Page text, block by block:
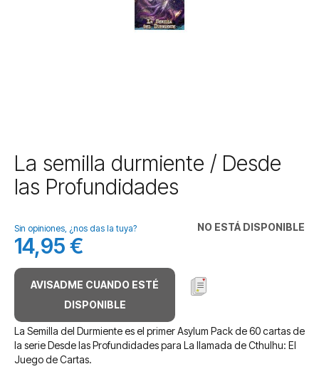
Saltar
al
comienzo
galería
de
imágenes
La semilla durmiente / Desde
las Profundidades
NO ESTÁ DISPONIBLE
Sin opiniones, ¿nos das la tuya?
14,95 €
AVISADME CUANDO ESTÉ
DISPONIBLE
La Semilla del Durmiente es el primer Asylum Pack de 60 cartas de
la serie Desde las Profundidades para La llamada de Cthulhu: El
Juego de Cartas.